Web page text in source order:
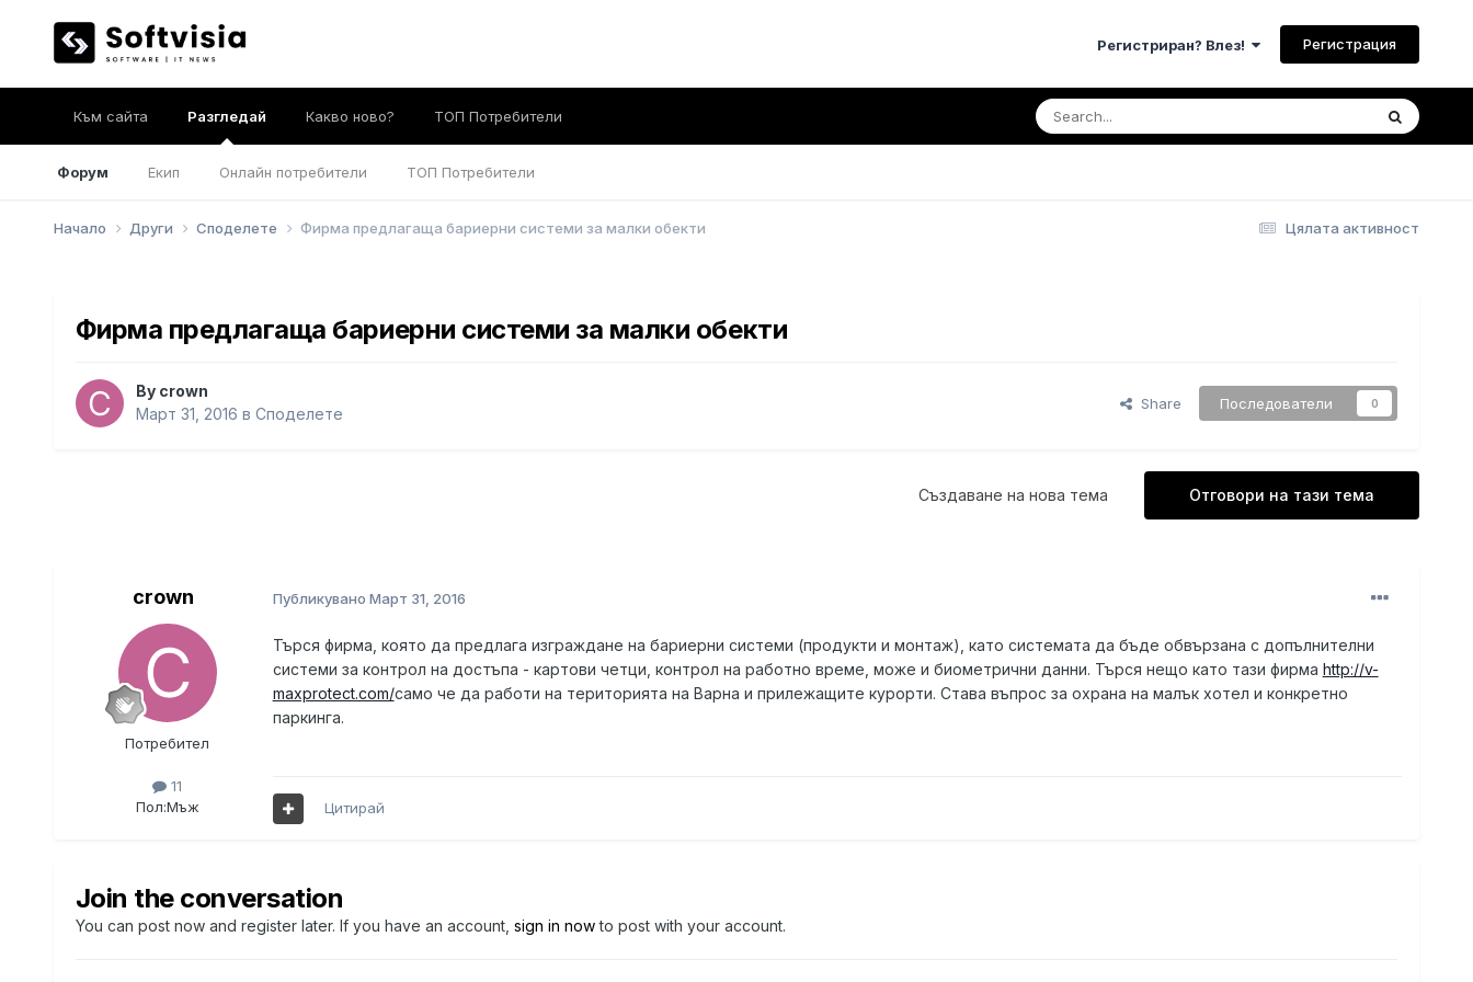
Регистриран? Влез! Регистрация
Към сайта Разгледай
Форум Екип Онлайн потребители ТОП Потребители
Какво ново? ТОП Потребители
Цялата активност
Начало Други Споделете Фирма предлагаща бариерни системи за малки обекти
Фирма предлагаща бариерни системи за малки обекти
By crown
Март 31, 2016 в Споделете
Share Последователи 0
Отговори на тази тема
Създаване на нова тема
crown
Потребител
11
Пол:Мъж
Публикувано Март 31, 2016
Търся фирма, която да предлага изграждане на бариерни системи (продукти и монтаж), като системата да бъде обвързана с допълнителни
системи за контрол на достъпа - картови четци, контрол на работно време, може и биометрични данни. Търся нещо като тази фирма http://v-
maxprotect.com/само че да работи на територията на Варна и прилежащите курорти. Става въпрос за охрана на малък хотел и конкретно
паркинга.
Цитирай
Join the conversation
You can post now and register later. If you have an account, sign in nowto post with your account.